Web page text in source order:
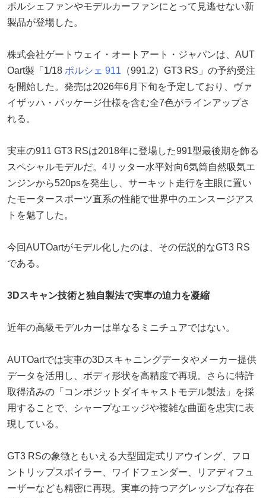
ポルシェファンやモデルカーファンにとって見逃せない新
製品が登場した。
株式会社ゲートウェイ・オートアート・ジャパンは、AUT
Oart製「1/18 ポルシェ 911 （991.2）GT3 RS」の予約受注
を開始した。発売は2026年6月下旬を予定しており、ヴァ
イザッハ・パッケージ仕様を含む全7色がラインアップさ
れる。
実車の911 GT3 RSは2018年に登場した991型最後期を飾る
スペシャルモデルだ。4リッター水平対向6気筒自然吸気エ
ンジンから520psを発生し、サーキット走行を主眼に置い
たモータースポーツ直系の性能で世界中のエンスージアス
トを魅了した。
今回AUTOartがモデル化したのは、その伝説的なGT3 RS
である。
3Dスキャン技術と独自製法で実車の迫力を凝縮
近年の高級モデルカーは単なるミニチュアではない。
AUTOartでは実車の3Dスキャニングデータやメーカー提供
データを活用し、ボディ形状を高精度で再現。さらに特許
取得済みの「コンポジットダイキャストモデル製法」を採
用することで、シャープなエッジや複雑な曲面を忠実に表
現している。
GT3 RSの象徴ともいえる大型固定式リアウイング、フロ
ントリップスポイラー、ワイドフェンダー、リアディフュ
ーザーなども精密に再現。実車の持つアグレッシブな存在